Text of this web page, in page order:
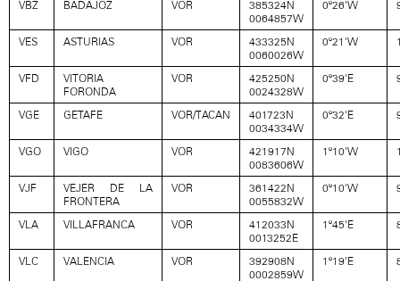
VBZ BADAJOZ VOR
385324N
0064857W
0º26'W
VES ASTURIAS VOR
433325N
0060026W
0º21'W
VFD
VITORIA
FORONDA
VOR
425250N
0024328W
0º39'E
VGE GETAFE VOR/TACAN
401723N
0034334W
0º32'E
VGO VIGO VOR
421917N
0083606W
1º10'W
VJF
VEJER DE LA
FRONTERA
VOR
361422N
0055832W
0º10'W
VLA VILLAFRANCA VOR
412033N
0013252E
1º45'E
VLC VALENCIA VOR
392908N
0002859W
1º19'E